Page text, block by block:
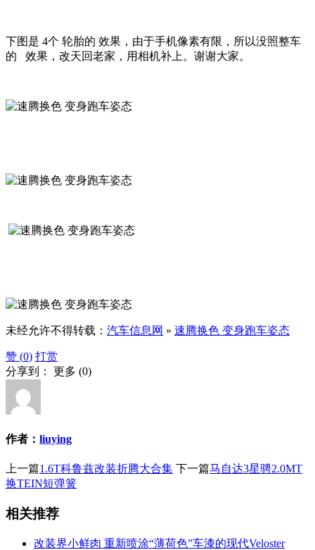
下图是 4个 轮胎的 效果，由于手机像素有限，所以没照整车
的 效果，改天回老家，用相机补上。谢谢大家。
未经允许不得转载： 汽车信息网 » 速腾换色 变身跑车姿态
赞 (0) 打赏
分享到： 更多 (0)
作者： liuying
上一篇1.6T科鲁兹改装折腾大合集 下一篇马自达3星骋2.0MT
换TEIN短弹簧
相关推荐
改装界小鲜肉 重新喷涂“薄荷色”车漆的现代Veloster